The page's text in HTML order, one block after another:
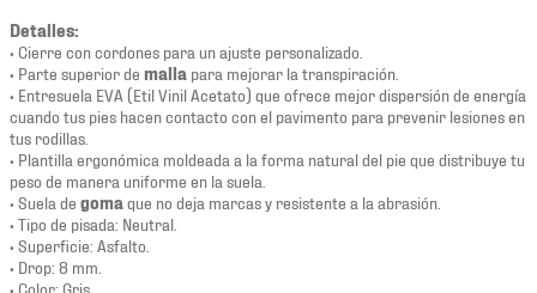
Detalles:
• Cierre con cordones para un ajuste personalizado.
• Parte superior de malla para mejorar la transpiración.
• Entresuela EVA (Etil Vinil Acetato) que ofrece mejor dispersión de energía
cuando tus pies hacen contacto con el pavimento para prevenir lesiones en
tus rodillas.
• Plantilla ergonómica moldeada a la forma natural del pie que distribuye tu
peso de manera uniforme en la suela.
• Suela de goma que no deja marcas y resistente a la abrasión.
• Tipo de pisada: Neutral.
• Superficie: Asfalto.
• Drop: 8 mm.
• Color: Gris.